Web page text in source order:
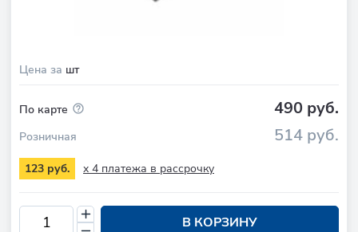
Цена за шт
По карте 490 руб.
Розничная 514 руб.
123 руб. x 4 платежа в рассрочку
В КОРЗИНУ